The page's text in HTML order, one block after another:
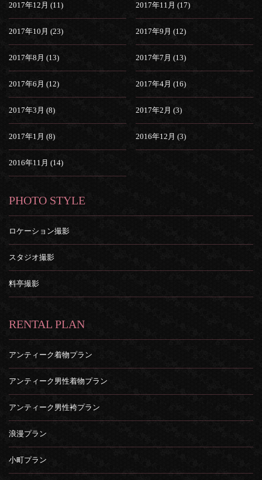
2017年12月 (11) 2017年11月 (17)
2017年10月 (23) 2017年9月 (12)
2017年8月 (13) 2017年7月 (13)
2017年6月 (12) 2017年4月 (16)
2017年3月 (8) 2017年2月 (3)
2017年1月 (8) 2016年12月 (3)
2016年11月 (14)
PHOTO STYLE
ロケーション撮影
スタジオ撮影
料亭撮影
RENTAL PLAN
アンティーク着物プラン
アンティーク男性着物プラン
アンティーク男性袴プラン
浪漫プラン
小町プラン